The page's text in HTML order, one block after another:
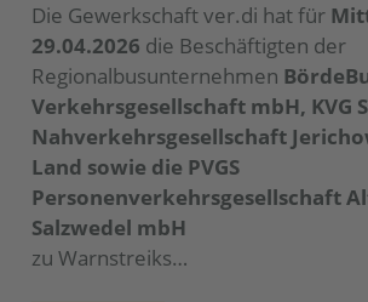
Die Gewerkschaft ver.di hat für
29.04.2026 die Beschäftigten der
Regionalbusunternehmen
Verkehrsgesellschaft mbH, KVG
Nahverkehrsgesellschaft
Land sowie die PVGS
Personenverkehrsgesellschaft
Salzwedel mbH
zu Warnstreiks…